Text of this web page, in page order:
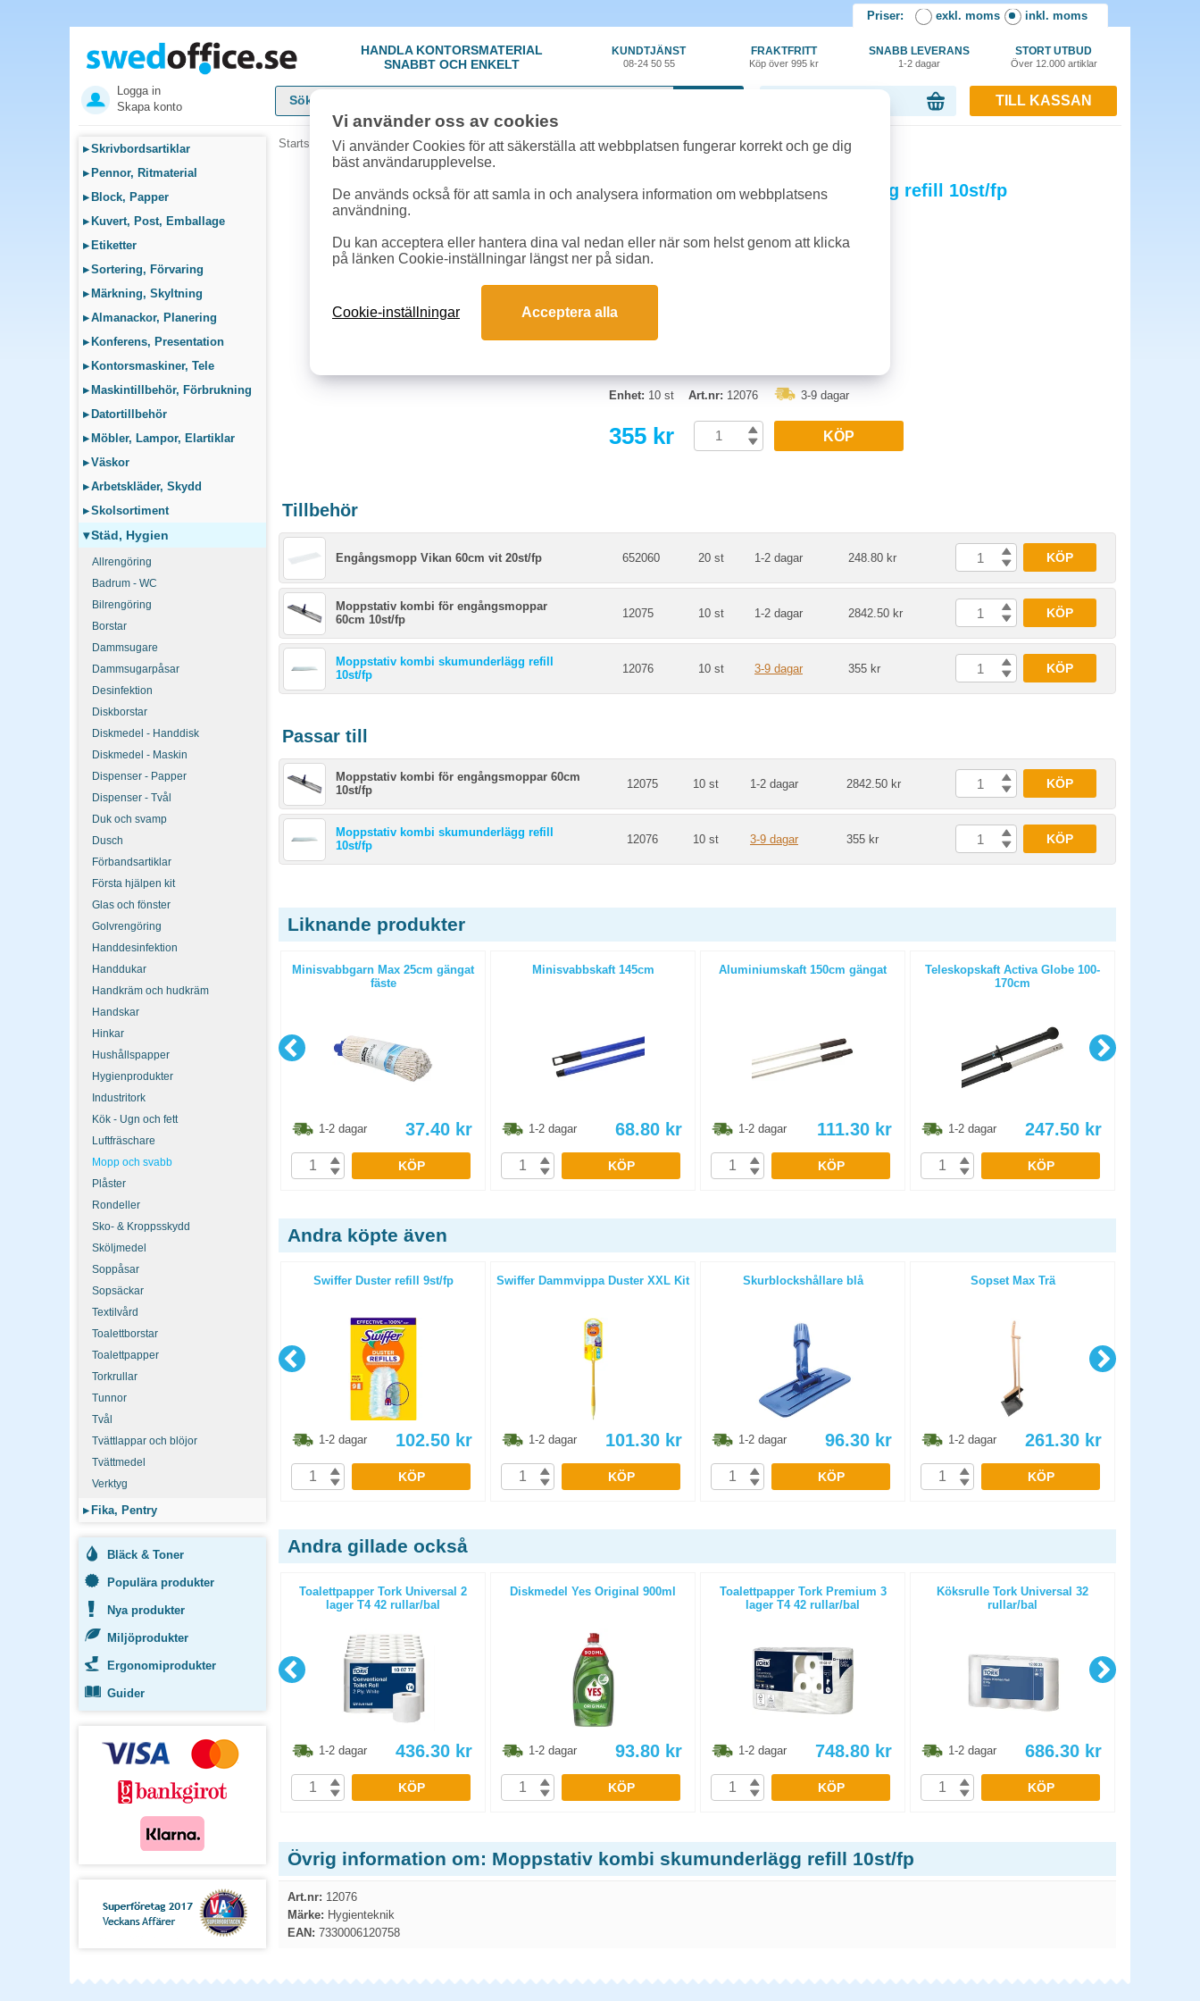
Priser: exkl. moms inkl. moms
HANDLA KONTORSMATERIAL
SNABBT OCH ENKELT
KUNDTJÄNST
08-24 50 55
FRAKTFRITT
Köp över 995 kr
SNABB LEVERANS
1-2 dagar
STORT UTBUD
Över 12.000 artiklar
Logga in
Skapa konto
TILL KASSAN
▸Skrivbordsartiklar
▸ Pennor, Ritmaterial
▸ Block, Papper
▸ Kuvert, Post, Emballage
▸ Etiketter
▸Sortering, Förvaring
▸ Märkning, Skyltning
▸Almanackor, Planering
▸ Konferens, Presentation
▸ Kontorsmaskiner, Tele
▸ Maskintillbehör, Förbrukning
▸ Datortillbehör
▸ Möbler, Lampor, Elartiklar
▸Väskor
▸Arbetskläder, Skydd
▸Skolsortiment
▾Städ, Hygien
Allrengöring
Badrum - WC
Bilrengöring
Borstar
Dammsugare
Dammsugarpåsar
Desinfektion
Diskborstar
Diskmedel - Handdisk
Diskmedel - Maskin
Dispenser - Papper
Dispenser - Tvål
Duk och svamp
Dusch
Förbandsartiklar
Första hjälpen kit
Glas och fönster
Golvrengöring
Handdesinfektion
Handdukar
Handkräm och hudkräm
Handskar
Hinkar
Hushållspapper
Hygienprodukter
Industritork
Kök - Ugn och fett
Luftfräschare
Mopp och svabb
Plåster
Rondeller
Sko- & Kroppsskydd
Sköljmedel
Soppåsar
Sopsäckar
Textilvård
Toalettborstar
Toalettpapper
Torkrullar
Tunnor
Tvål
Tvättlappar och blöjor
Tvättmedel
Verktyg
▸ Fika, Pentry
Bläck & Toner
Populära produkter
Nya produkter
Miljöprodukter
Ergonomiprodukter
Guider
Startsida »Städ, Hygien»Mopp och svabb »Moppstativ kombi skumunderlägg refill 10st/fp
Moppstativ kombi skumunderlägg refill 10st/fp
Enhet: 10 st Art.nr: 12076 3-9 dagar
355 kr KÖP
Tillbehör
Engångsmopp Vikan 60cm vit 20st/fp 652060 20 st 1-2 dagar 248.80 kr KÖP
Moppstativ kombi för engångsmoppar
60cm 10st/fp
12075 10 st 1-2 dagar 2842.50 kr KÖP
Moppstativ kombi skumunderlägg refill
10st/fp
12076 10 st 3-9 dagar 355 kr KÖP
Passar till
Moppstativ kombi för engångsmoppar 60cm
10st/fp
12075 10 st 1-2 dagar 2842.50 kr KÖP
Moppstativ kombi skumunderlägg refill
10st/fp
12076 10 st 3-9 dagar 355 kr KÖP
Liknande produkter
Moppstativ Lifetime Quick Snap
40cm
1-2 dagar
Minisvabbgarn Max 25cm gängat
fäste
1-2 dagar 37.40 kr
KÖP
Minisvabbskaft 145cm
1-2 dagar 68.80 kr
KÖP
Aluminiumskaft 150cm gängat
1-2 dagar 111.30 kr
KÖP
Teleskopskaft Activa Globe 100-
170cm
1-2 dagar 247.50 kr
KÖP
Andra köpte även
1-2 dagar 57.50
Swiffer Duster refill 9st/fp
1-2 dagar 102.50 kr
KÖP
Swiffer Dammvippa Duster XXL Kit
1-2 dagar 101.30 kr
KÖP
Skurblockshållare blå
1-2 dagar 96.30 kr
KÖP
Sopset Max Trä
1-2 dagar 261.30 kr
KÖP
Andra gillade också
Pappershandduk Tork Advanced C-
vikt H3 2400st/fp
1-2 dagar 873.80
KÖP
Toalettpapper Tork Universal 2
lager T4 42 rullar/bal
1-2 dagar 436.30 kr
KÖP
Diskmedel Yes Original 900ml
1-2 dagar 93.80 kr
KÖP
Toalettpapper Tork Premium 3
lager T4 42 rullar/bal
1-2 dagar 748.80 kr
KÖP
Köksrulle Tork Universal 32
rullar/bal
1-2 dagar 686.30 kr
KÖP
Övrig information om: Moppstativ kombi skumunderlägg refill 10st/fp
Art.nr: 12076
Märke: Hygienteknik
EAN: 7330006120758
Vi använder oss av cookies
Vi använder Cookies för att säkerställa att webbplatsen fungerar korrekt och ge dig
bäst användarupplevelse.
De används också för att samla in och analysera information om webbplatsens
användning.
Du kan acceptera eller hantera dina val nedan eller när som helst genom att klicka
på länken Cookie-inställningar längst ner på sidan.
Cookie-inställningar Acceptera alla